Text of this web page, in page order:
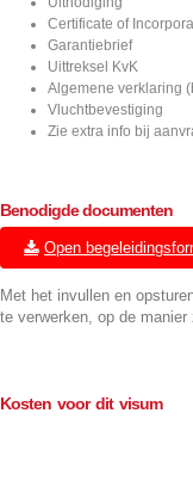
Certificate of
Garantiebrief
Uittreksel KvK
Algemene verklaring
Vluchtbevestiging
Zie extra info bij
Benodigde documenten
Open
Met het invullen en
te verwerken, op de
Kosten voor dit visum